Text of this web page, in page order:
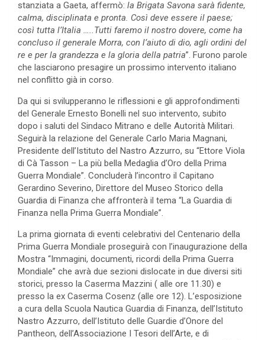
stanziata a Gaeta, affermò: la Brigata Savona sarà fidente,
calma, disciplinata e pronta. Così deve essere il paese;
così tutta l’Italia …..Tutti faremo il nostro dovere, come ha
concluso il generale Morra, con l’aiuto di dio, agli ordini del
re e per la grandezza e la gloria della patria”. Furono parole
che lasciarono presagire un prossimo intervento italiano
nel conflitto già in corso.
Da qui si svilupperanno le riflessioni e gli approfondimenti
del Generale Ernesto Bonelli nel suo intervento, subito
dopo i saluti del Sindaco Mitrano e delle Autorità Militari.
Seguirà la relazione del Generale Carlo Maria Magnani,
Presidente dell’Istituto del Nastro Azzurro, su “Ettore Viola
di Cà Tasson – La più bella Medaglia d’Oro della Prima
Guerra Mondiale”. Concluderà l’incontro il Capitano
Gerardino Severino, Direttore del Museo Storico della
Guardia di Finanza che affronterà il tema “La Guardia di
Finanza nella Prima Guerra Mondiale”.
La prima giornata di eventi celebrativi del Centenario della
Prima Guerra Mondiale proseguirà con l’inaugurazione della
Mostra “Immagini, documenti, ricordi della Prima Guerra
Mondiale” che avrà due sezioni dislocate in due diversi siti
storici, presso la Caserma Mazzini ( alle ore 11.30) e
presso la ex Caserma Cosenz (alle ore 12). L’esposizione
a cura della Scuola Nautica Guardia di Finanza, dell’Istituto
Nastro Azzurro, dell’Istituto delle Guardie d’Onore del
Pantheon, dell’Associazione I Tesori dell’Arte, e di